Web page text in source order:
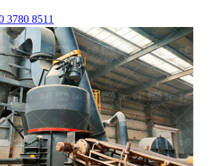
3780 8511